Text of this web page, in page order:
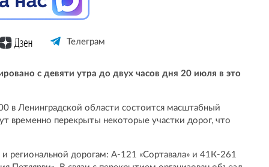
Телеграм
с девяти утра до двух часов дня 20 июля в это
в Ленинградской области состоится масштабный
временно перекрыты некоторые участки дорог, что
региональной дорогам: А-121 «Сортавала» и 41К-261